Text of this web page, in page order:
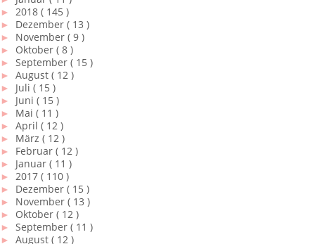
► 2018 ( 145 )
► Dezember ( 13 )
► November ( 9 )
► Oktober ( 8 )
► September ( 15 )
► August ( 12 )
► Juli ( 15 )
► Juni ( 15 )
► Mai ( 11 )
► April ( 12 )
► März ( 12 )
► Februar ( 12 )
► Januar ( 11 )
► 2017 ( 110 )
► Dezember ( 15 )
► November ( 13 )
► Oktober ( 12 )
► September ( 11 )
► August ( 12 )